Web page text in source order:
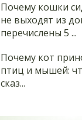
Почему кошки
не выходят из
перечислены 5 ...
Почему кот
птиц и мышей:
сказ...